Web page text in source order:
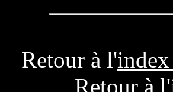
Retour à l'
Retour à l'